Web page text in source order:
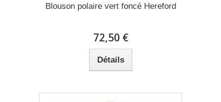
Blouson polaire vert foncé Hereford
72,50 €
Détails